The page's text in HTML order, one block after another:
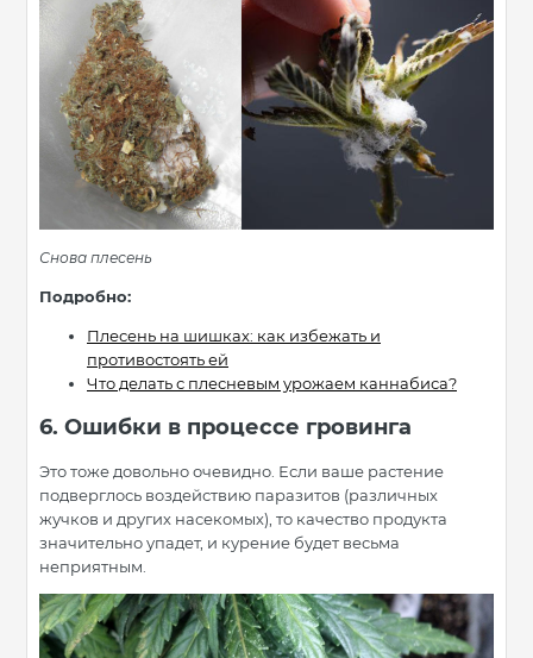
Снова плесень
Подробно:
Плесень на шишках: как избежать и
противостоять ей
Что делать с плесневым урожаем каннабиса?
6. Ошибки в процессе гровинга
Это тоже довольно очевидно. Если ваше растение
подверглось воздействию паразитов (различных
жучков и других насекомых), то качество продукта
значительно упадет, и курение будет весьма
неприятным.